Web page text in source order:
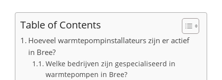
Table of Contents
Hoeveel warmtepompinstallateurs zijn er actief
in Bree?
Welke bedrijven zijn gespecialiseerd in
warmtepompen in Bree?